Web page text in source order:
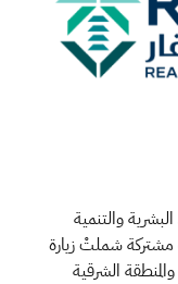
والتنمية
9 جولات رقابية مشتركة شملتْ زيارة
الشرقية